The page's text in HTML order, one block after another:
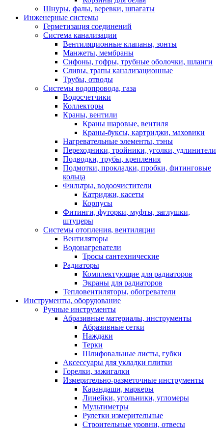
Шнуры, фалы, веревки, шпагаты
Инженерные системы
Герметизация соединений
Система канализации
Вентиляционные клапаны, зонты
Манжеты, мембраны
Сифоны, гофры, трубные оболочки, шланги
Сливы, трапы канализационные
Трубы, отводы
Системы водопровода, газа
Водосчетчики
Коллекторы
Краны, вентили
Краны шаровые, вентиля
Краны-буксы, картриджи, маховики
Нагревательные элементы, тэны
Переходники, тройники, уголки, удлинители
Подводки, трубы, крепления
Подмотки, прокладки, пробки, фитинговые
кольца
Фильтры, водоочистители
Катриджи, касеты
Корпусы
Фитинги, футорки, муфты, заглушки,
штуцеры
Системы отопления, вентиляции
Вентиляторы
Водонагреватели
Тросы сантехнические
Радиаторы
Комплектующие для радиаторов
Экраны для радиаторов
Тепловентиляторы, обогреватели
Инструменты, оборудование
Ручные инструменты
Абразивные материалы, инструменты
Абразивные сетки
Наждаки
Терки
Шлифовальные листы, губки
Аксессуары для укладки плитки
Горелки, зажигалки
Измерительно-разметочные инструменты
Карандаши, маркеры
Линейки, угольники, угломеры
Мультиметры
Рулетки измерительные
Строительные уровни, отвесы